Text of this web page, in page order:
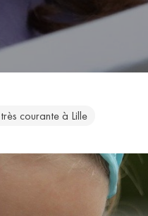
courante à Lille